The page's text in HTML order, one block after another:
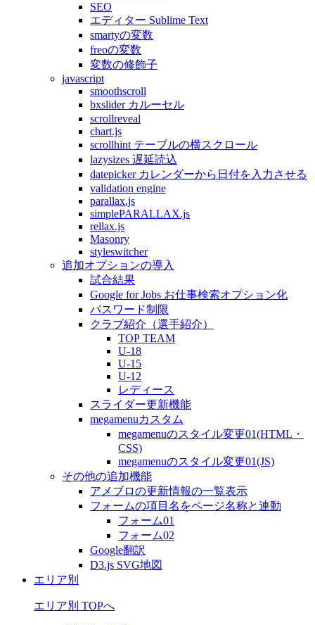
SEO
エディター Sublime Text
smartyの変数
freoの変数
変数の修飾子
javascript
smoothscroll
bxslider カルーセル
scrollreveal
chart.js
scrollhint テーブルの横スクロール
lazysizes 遅延読込
datepicker カレンダーから日付を入力させる
validation engine
parallax.js
simplePARALLAX.js
rellax.js
Masonry
styleswitcher
追加オプションの導入
試合結果
Google for Jobs お仕事検索オプション化
パスワード制限
クラブ紹介（選手紹介）
TOP TEAM
U-18
U-15
U-12
レディース
スライダー更新機能
megamenuカスタム
megamenuのスタイル変更01(HTML・
CSS)
megamenuのスタイル変更01(JS)
その他の追加機能
アメブロの更新情報の一覧表示
フォームの項目名をページ名称と連動
フォーム01
フォーム02
Google翻訳
D3.js SVG地図
エリア別
エリア別 TOPへ